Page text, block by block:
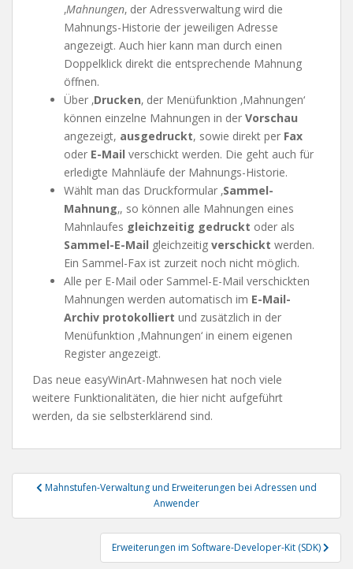
‚Mahnungen‚ der Adressverwaltung wird die
Mahnungs-Historie der jeweiligen Adresse
angezeigt. Auch hier kann man durch einen
Doppelklick direkt die entsprechende Mahnung
öffnen.
Über ‚Drucken‚ der Menüfunktion ‚Mahnungen‘
können einzelne Mahnungen in der Vorschau
angezeigt, ausgedruckt, sowie direkt per Fax
oder E-Mail verschickt werden. Die geht auch für
erledigte Mahnläufe der Mahnungs-Historie.
Wählt man das Druckformular ‚Sammel-
Mahnung‚, so können alle Mahnungen eines
Mahnlaufes gleichzeitig gedruckt oder als
Sammel-E-Mail gleichzeitig verschickt werden.
Ein Sammel-Fax ist zurzeit noch nicht möglich.
Alle per E-Mail oder Sammel-E-Mail verschickten
Mahnungen werden automatisch im E-Mail-
Archiv protokolliert und zusätzlich in der
Menüfunktion ‚Mahnungen‘ in einem eigenen
Register angezeigt.
Das neue easyWinArt-Mahnwesen hat noch viele
weitere Funktionalitäten, die hier nicht aufgeführt
werden, da sie selbsterklärend sind.
Beitragsnavigation
Mahnstufen-Verwaltung und Erweiterungen bei Adressen und
Anwender
Erweiterungen im Software-Developer-Kit (SDK)